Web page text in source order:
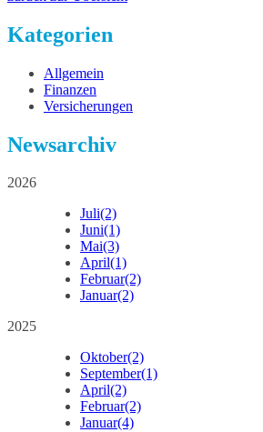
Kategorien
Allgemein
Finanzen
Versicherungen
Newsarchiv
2026
Juli(2)
Juni(1)
Mai(3)
April(1)
Februar(2)
Januar(2)
2025
Oktober(2)
September(1)
April(2)
Februar(2)
Januar(4)